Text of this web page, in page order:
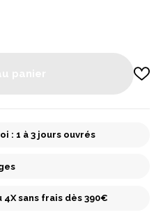
: 1 à 3 jours ouvrés
4X sans frais dès 390€